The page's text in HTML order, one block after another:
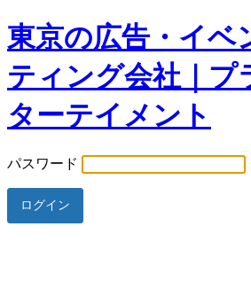
東京の広告・イベ
ティング会社｜プ
ターテイメント
パスワード